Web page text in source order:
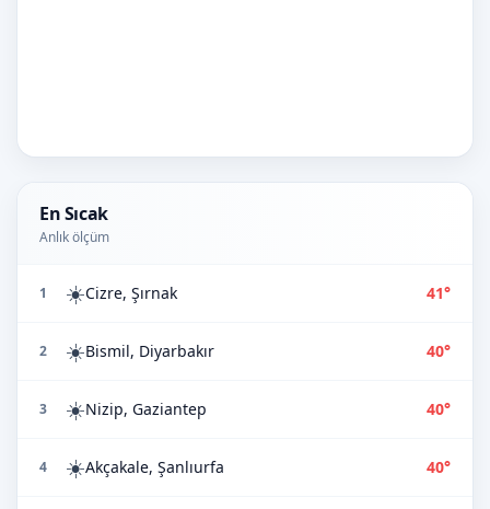
En Sıcak
Anlık ölçüm
1 ☀️Cizre, Şırnak 41°
2 ☀️Bismil, Diyarbakır 40°
3 ☀️Nizip, Gaziantep 40°
4 ☀️Akçakale, Şanlıurfa 40°